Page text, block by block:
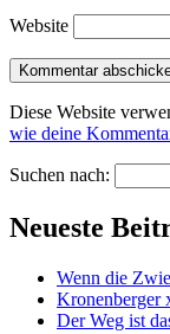
Website
Diese Website
wie deine
Suchen nach:
Neueste
Wenn die
Kronenberger
Der Weg ist